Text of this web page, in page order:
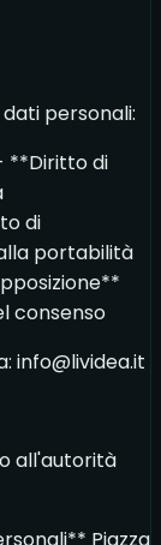
personali:
**Diritto di
di
portabilità
consenso
info@lividea.it
all'autorità